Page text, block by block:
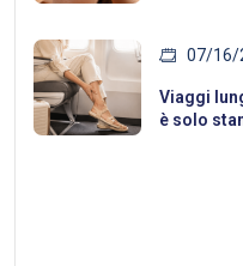
07/16/
Viaggi
è solo